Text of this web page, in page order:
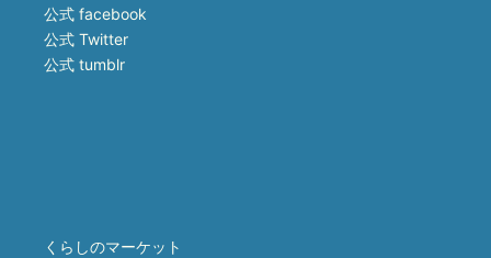
公式 facebook
公式 Twitter
公式 tumblr
くらしのマーケット